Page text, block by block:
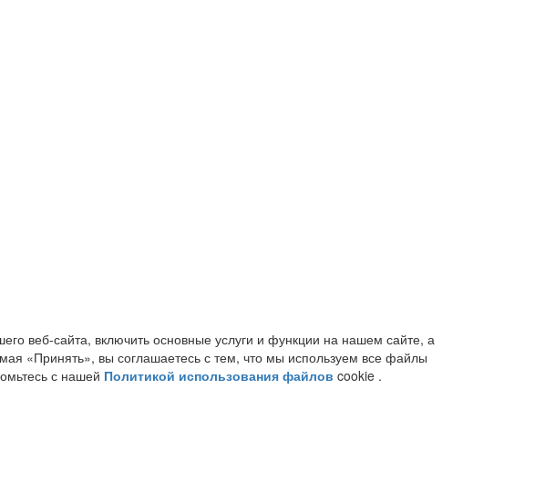
веб-сайта, включить основные услуги и функции на нашем сайте, а
«Принять», вы соглашаетесь с тем, что мы используем все файлы
с нашей Политикой использования файлов cookie .